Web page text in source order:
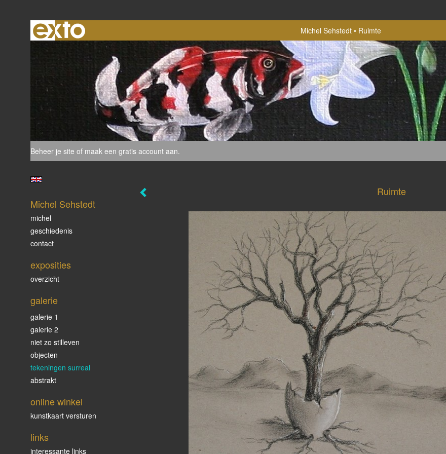
Michel Sehstedt Ruimte
Beheer je site of maak een gratis account aan.
Ruimte
Michel Sehstedt
michel
geschiedenis
contact
exposities
overzicht
galerie
galerie 1
galerie 2
niet zo stilleven
objecten
tekeningen surreal
abstrakt
online winkel
kunstkaart versturen
links
interessante links